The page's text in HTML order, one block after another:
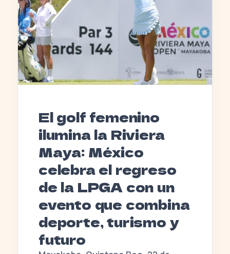
El golf femenino
ilumina la Riviera
Maya: México
celebra el regreso
de la LPGA con un
evento que combina
deporte, turismo y
futuro